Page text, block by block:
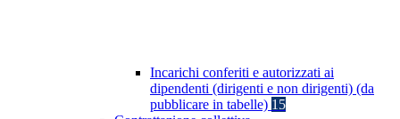
Incarichi conferiti e autorizzati ai
dipendenti (dirigenti e non dirigenti) (da
pubblicare in tabelle) 15